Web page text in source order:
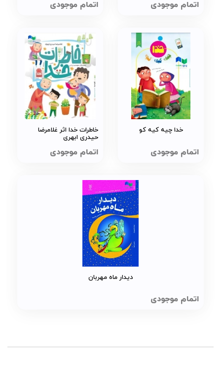
اتمام موجودی
مجلد)
اتمام موجودی
خدا چیه کیه کو
اتمام موجودی
خاطرات خدا اثر غلامرضا
حیدری ابهری
اتمام موجودی
دیدار ماه مهربان
اتمام موجودی